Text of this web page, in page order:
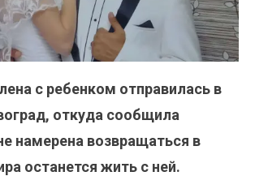
с ребенком отправилась в
откуда сообщила
намерена возвращаться в
останется жить с ней.